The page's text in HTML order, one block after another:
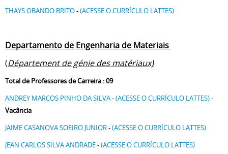
THAYS OBANDO BRITO-(ACESSE O CURRÍCULO LATTES)
Departamento de Engenharia de Materiais
(Département de génie des matériaux)
Total de Professores de Carreira : 09
ANDREY MARCOS PINHO DA SILVA-(ACESSE O CURRÍCULO LATTES)-
Vacância
JAIME CASANOVA SOEIRO JUNIOR-(ACESSE O CURRÍCULO LATTES)
JEAN CARLOS SILVA ANDRADE-(ACESSE O CURRÍCULO LATTES)